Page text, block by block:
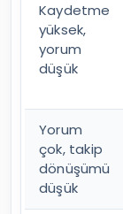
Kaydetme
yüksek,
yorum
düşük
Yorum
çok, takip
dönüşümü
düşük